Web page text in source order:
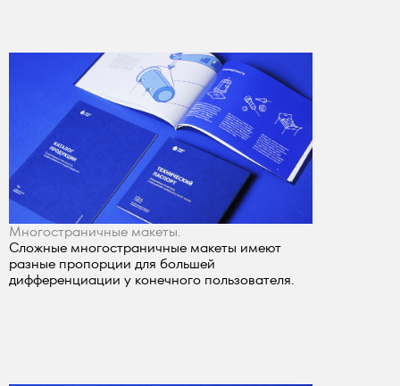
Многостраничные макеты.
Сложные многостраничные макеты имеют
разные пропорции для большей
дифференциации у конечного пользователя.